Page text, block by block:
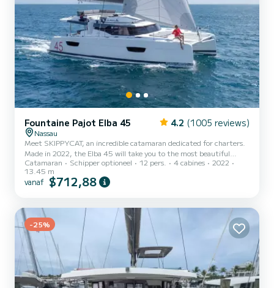
Fountaine Pajot Elba 45 4.2 (1005 reviews)
Nassau
Meet SKIPPYCAT, an incredible catamaran dedicated for charters.
Made in 2022, the Elba 45 will take you to the most beautiful
anchorages in Nassau. The boat has 4 cabins with total comfort and
a capacity of 12 passengers. With a total length of 14 meters and
120 horsepower, it will be your best friend when spending
uitgerust met een Full batten mainsail en een Furl...
Catamaran Schipper optioneel 12 pers. 4 cabines
2022
13.45 m
vanaf $712,88
-25%